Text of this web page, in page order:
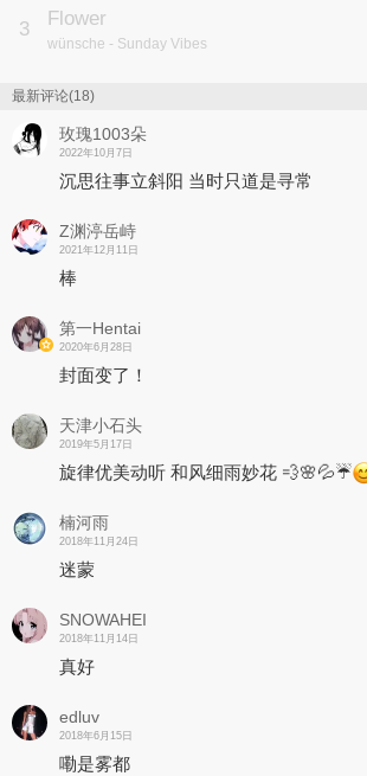
3 Flower
wünsche - Sunday Vibes
最新评论(18)
玫瑰1003朵
2022年10月7日
沉思往事立斜阳 当时只道是寻常
Z渊渟岳峙
2021年12月11日
棒
第一Hentai
2020年6月28日
封面变了！
天津小石头
2019年5月17日
旋律优美动听 和风细雨妙花 💨🌸💦☔
楠河雨
2018年11月24日
迷蒙
SNOWAHEI
2018年11月14日
真好
edluv
2018年6月15日
嘞是雾都